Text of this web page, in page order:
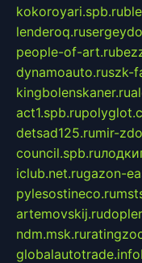
kokoroyari.spb.ru
lenderoq.ru
people-of-art.ru
dynamoauto.ruszk-
kingbolenskaner.ru
act1.spb.ru
detsad125.rumir-
council.spb.ru
iclub.net.rugazon-
pylesostineco.ru
artemovskij.ru
ndm.msk.ru
globalautotrade.info